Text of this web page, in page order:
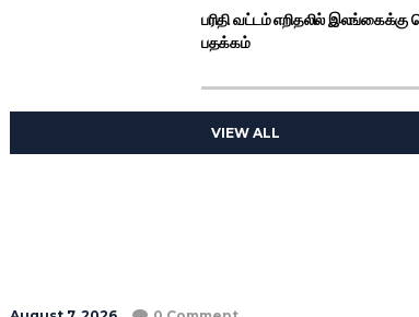
567 மில்லியன் டொலர் அபராதம்
பரிதி வட்டம் எறிதலில்
பதக்கம்
VIEW ALL